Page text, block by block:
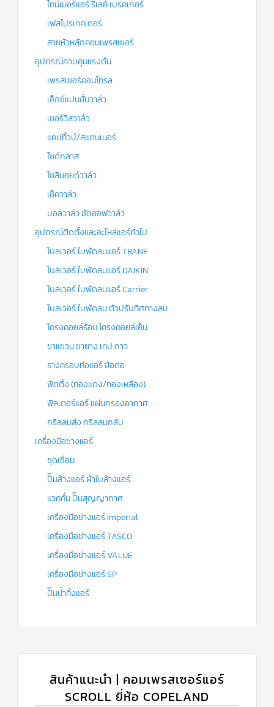
ไทม์เมอร์แอร์ รีเลย์ เบรคเกอร์
เฟสโปรเทคเตอร์
สายหัวหลักคอมเพรสเซอร์
อุปกรณ์ควบคุมแรงดัน
เพรสเชอร์คอนโทรล
เอ็กซ์แปนชั่นวาล์ว
เซอร์วิสวาล์ว
แคปทิ้วบ์/สแตนเนอร์
ไซด์กลาส
โซลินอยด์วาล์ว
เช็ควาล์ว
บอลวาล์ว ชัตออฟวาล์ว
อุปกรณ์ติดตั้งและอะไหล่แอร์ทั่วไป
โบลเวอร์ ใบพัดลมแอร์ TRANE
โบลเวอร์ ใบพัดลมแอร์ DAIKIN
โบลเวอร์ ใบพัดลมแอร์ Carrier
โบลเวอร์ ใบพัดลม ตัวปรับทิศทางลม
โครงคอยล์ร้อน โครงคอยล์เย็น
ขาแขวน ขายาง เทป กาว
รางครอบท่อแอร์ ข้อต่อ
ฟิตติ้ง (ทองแดง/ทองเหลือง)
ฟิลเตอร์แอร์ แผ่นกรองอากาศ
กริลลมส่ง กริลลมกลับ
เครื่องมือช่างแอร์
ชุดเชื่อม
ปั๊มล้างแอร์ ผ้าใบล้างแอร์
แวคคั่ม ปั๊มสุญญากาศ
เครื่องมือช่างแอร์ Imperial
เครื่องมือช่างแอร์ TASCO
เครื่องมือช่างแอร์ VALUE
เครื่องมือช่างแอร์ SP
ปั๊มน้ำทิ้งแอร์
สินค้าแนะนำ | คอมเพรสเซอร์แอร์
SCROLL ยี่ห้อ COPELAND